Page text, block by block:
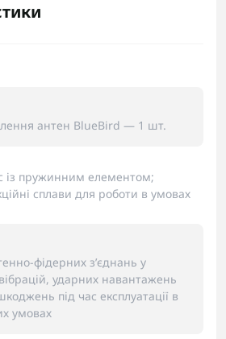
антен BlueBird — 1 шт.
із пружинним елементом;
сплави для роботи в умовах
фідерних з’єднань у
ударних навантажень
під час експлуатації в
умовах